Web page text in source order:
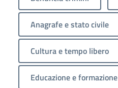
Anagrafe e stato civile
Cultura e tempo libero
Educazione e formazione